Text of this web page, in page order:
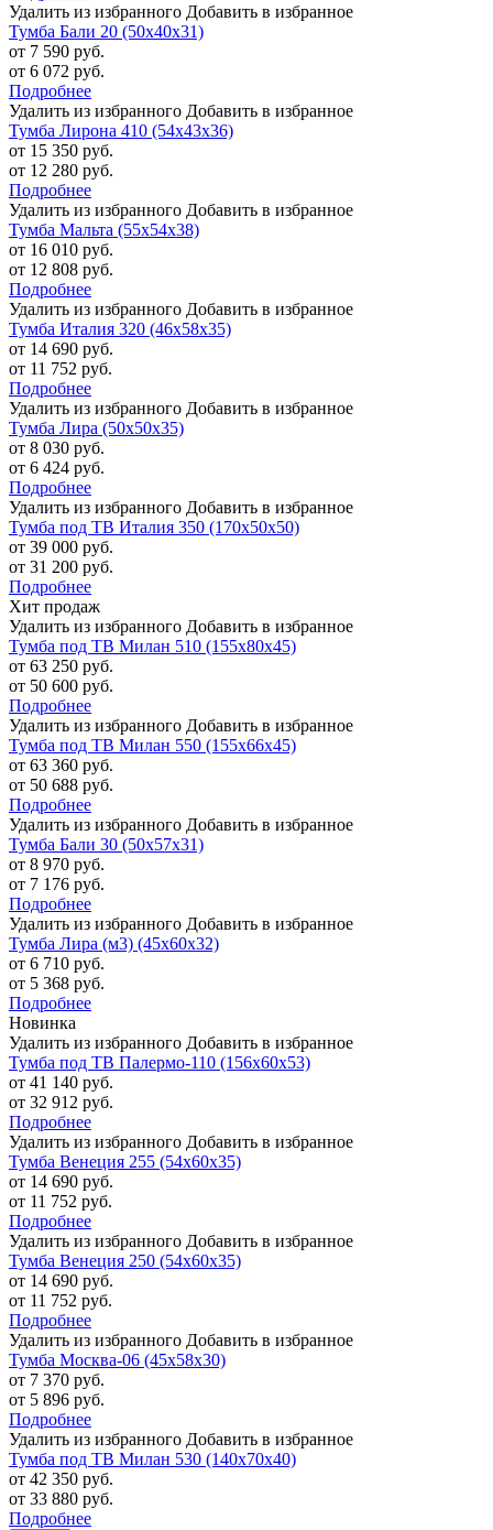
Удалить из избранного Добавить в избранное
Тумба Бали 20 (50х40х31)
от 7 590 руб.
от 6 072 руб.
Подробнее
Удалить из избранного Добавить в избранное
Тумба Лирона 410 (54х43х36)
от 15 350 руб.
от 12 280 руб.
Подробнее
Удалить из избранного Добавить в избранное
Тумба Мальта (55х54х38)
от 16 010 руб.
от 12 808 руб.
Подробнее
Удалить из избранного Добавить в избранное
Тумба Италия 320 (46х58х35)
от 14 690 руб.
от 11 752 руб.
Подробнее
Удалить из избранного Добавить в избранное
Тумба Лира (50х50х35)
от 8 030 руб.
от 6 424 руб.
Подробнее
Удалить из избранного Добавить в избранное
Тумба под ТВ Италия 350 (170х50х50)
от 39 000 руб.
от 31 200 руб.
Подробнее
Хит продаж
Удалить из избранного Добавить в избранное
Тумба под ТВ Милан 510 (155х80х45)
от 63 250 руб.
от 50 600 руб.
Подробнее
Удалить из избранного Добавить в избранное
Тумба под ТВ Милан 550 (155х66х45)
от 63 360 руб.
от 50 688 руб.
Подробнее
Удалить из избранного Добавить в избранное
Тумба Бали 30 (50х57х31)
от 8 970 руб.
от 7 176 руб.
Подробнее
Удалить из избранного Добавить в избранное
Тумба Лира (м3) (45х60х32)
от 6 710 руб.
от 5 368 руб.
Подробнее
Новинка
Удалить из избранного Добавить в избранное
Тумба под ТВ Палермо-110 (156х60х53)
от 41 140 руб.
от 32 912 руб.
Подробнее
Удалить из избранного Добавить в избранное
Тумба Венеция 255 (54х60х35)
от 14 690 руб.
от 11 752 руб.
Подробнее
Удалить из избранного Добавить в избранное
Тумба Венеция 250 (54х60х35)
от 14 690 руб.
от 11 752 руб.
Подробнее
Удалить из избранного Добавить в избранное
Тумба Москва-06 (45х58х30)
от 7 370 руб.
от 5 896 руб.
Подробнее
Удалить из избранного Добавить в избранное
Тумба под ТВ Милан 530 (140х70х40)
от 42 350 руб.
от 33 880 руб.
Подробнее